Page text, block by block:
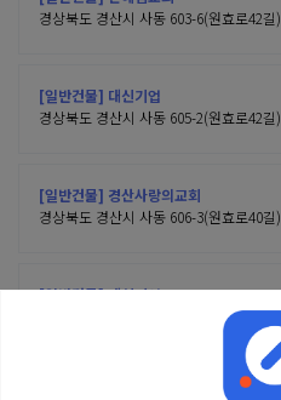
경상북도 경산시 사동 603-6(원효로42길)
[일반건물] 대신기업
경상북도 경산시 사동 605-2(원효로42길)
[일반건물] 경산사랑의교회
경상북도 경산시 사동 606-3(원효로40길)
[일반건물] 대신기업
경상북도 경산시 사동 607-8(백양로)